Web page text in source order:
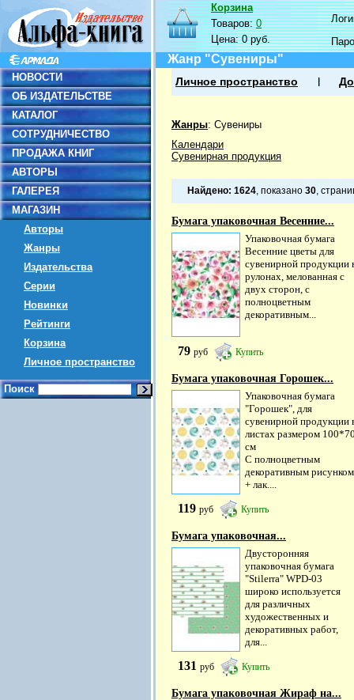
НОВОСТИ
ОБ ИЗДАТЕЛЬСТВЕ
КАТАЛОГ
СОТРУДНИЧЕСТВО
ПРОДАЖА КНИГ
АВТОРЫ
ГАЛЕРЕЯ
МАГАЗИН
Авторы
Жанры
Издательства
Серии
Новинки
Рейтинги
Корзина
Личное пространство
Поиск
Корзина
Товаров:0
Цена:0 руб.
Жанр "Сувениры"
Личное пространство
Жанры: Сувениры
Календари
Сувенирная продукция
Найдено: 1624, показано 30,
Бумага упаковочная Весенние...
Упаковочная бумага
Весенние цветы для
сувенирной продукции
рулонах, мелованная с
двух сторон, с
полноцветным
декоративным...
79 руб Купить
Бумага упаковочная Горошек...
Упаковочная бумага
"Горошек", для
сувенирной продукции
листах размером
см
С полноцветным
декоративным рисунком
+ лак....
119 руб Купить
Бумага упаковочная...
Двусторонняя
упаковочная бумага
"Stilerra" WPD-03
широко используется
для различных
художественных и
декоративных работ,
для...
131 руб Купить
Бумага упаковочная Жираф на...